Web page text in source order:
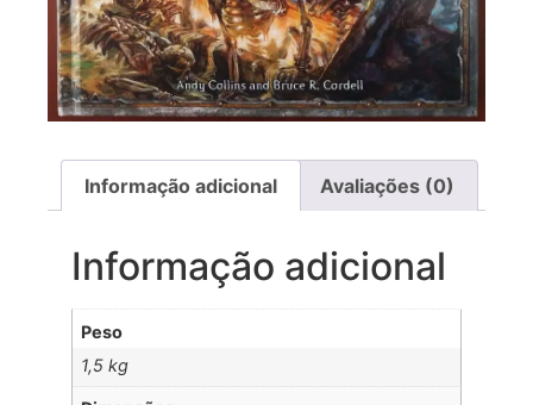
Informação adicional Avaliações (0)
Informação adicional
Peso
1,5 kg